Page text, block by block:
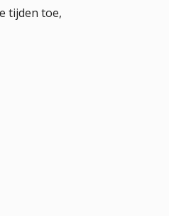
tijden toe,